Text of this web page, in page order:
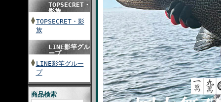
TOPSECRET・
影族
TOPSECRET・影
族
LINE影竿グル
ープ
LINE影竿グルー
プ
商品検索